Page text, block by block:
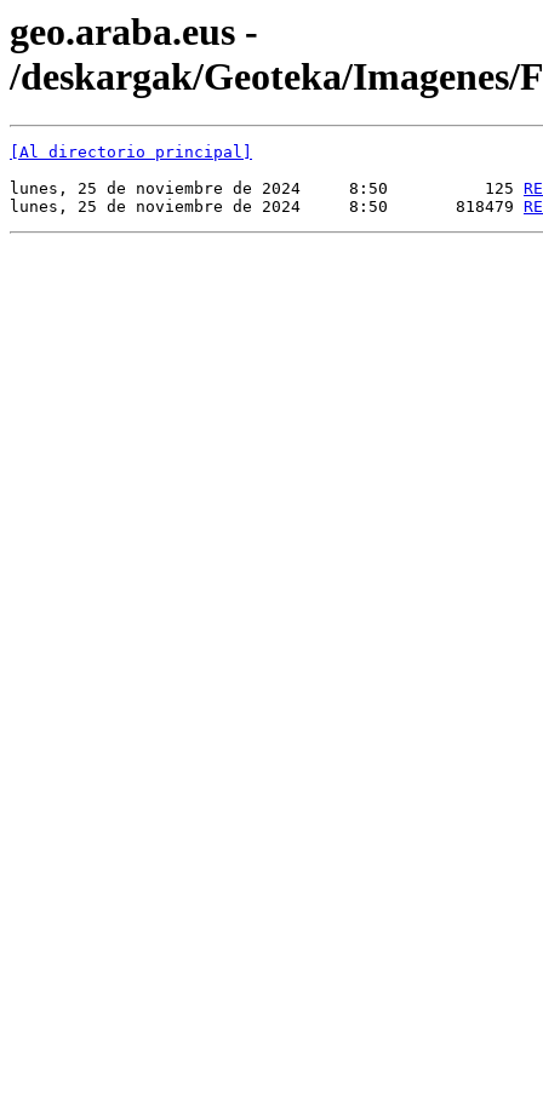
geo.araba.eus -
/deskargak/Geoteka/Imagenes/
[Al directorio principal]
lunes, 25 de noviembre de 2024     8:50          125
lunes, 25 de noviembre de 2024     8:50       818479